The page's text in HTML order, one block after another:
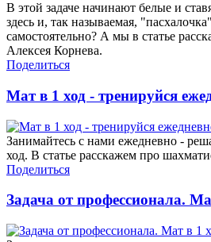
В этой задаче начинают белые и
здесь и, так называемая,
самостоятельно? А мы в статье
Алексея Корнева.
Поделиться
Мат в 1 ход - тренируйся
Занимайтесь с нами ежедневно -
ход. В статье расскажем про
Поделиться
Задача от профессионала.